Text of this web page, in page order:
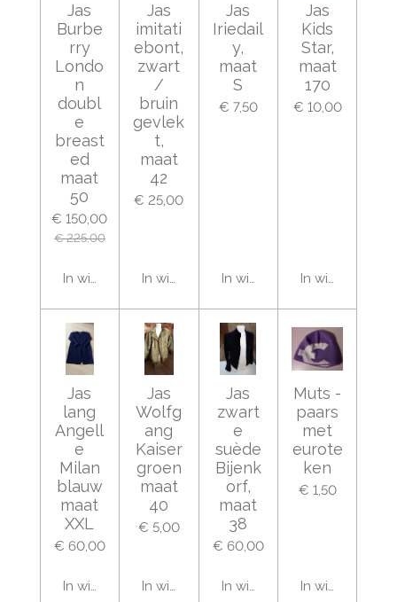
Jas
Burbe
rry
Londo
n
doubl
e
breast
ed
maat
50
€ 150,00
€ 225,00
In winkelwagen
Jas
imitati
ebont,
zwart
/
bruin
gevlek
t,
maat
42
€ 25,00
In winkelwagen
Jas
Iriedail
y,
maat
S
€ 7,50
In winkelwagen
Jas
Kids
Star,
maat
170
€ 10,00
In
Jas
lang
Angell
e
Milan
blauw
maat
XXL
€ 60,00
In winkelwagen
Jas
Wolfg
ang
Kaiser
groen
maat
40
€ 5,00
In winkelwagen
Jas
zwart
e
suède
Bijenk
orf,
maat
38
€ 60,00
In winkelwagen
Muts -
paars
met
eurote
ken
€ 1,50
In